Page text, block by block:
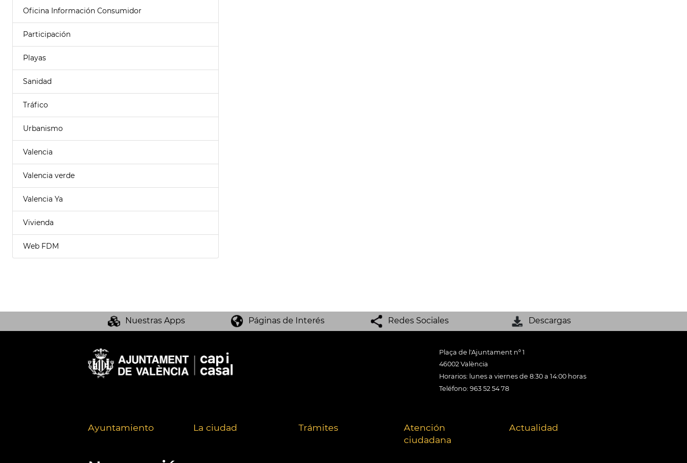
Oficina Información Consumidor
Participación
Playas
Sanidad
Tráfico
Urbanismo
Valencia
Valencia verde
Valencia Ya
Vivienda
Web FDM
Nuestras Apps Páginas de Interés Redes Sociales Descargas
Plaça de l'Ajuntament nº 1
46002 València
Horarios: lunes a viernes de 8:30 a 14:00 horas
Teléfono: 963 52 54 78
Ayuntamiento La ciudad Trámites
Atención
ciudadana
Actualidad